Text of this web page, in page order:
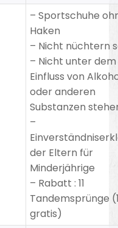
– Sportschuhe
Haken
– Nicht nüchtern
– Nicht unter dem
Einfluss von
oder anderen
Substanzen
–
der Eltern für
Minderjährige
– Rabatt:11
Tandemsprünge
gratis)